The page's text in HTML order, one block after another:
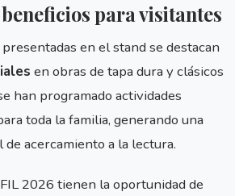
para visitantes
en el stand se destacan
en obras de tapa dura y clásicos
han programado actividades
toda la familia, generando una
acercamiento a la lectura.
2026 tienen la oportunidad de